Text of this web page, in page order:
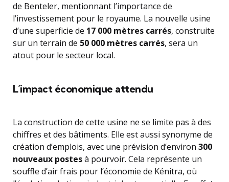
de Benteler, mentionnant l’importance de
l’investissement pour le royaume. La nouvelle usine
d’une superficie de 17 000 mètres carrés, construite
sur un terrain de 50 000 mètres carrés, sera un
atout pour le secteur local.
L’impact économique attendu
La construction de cette usine ne se limite pas à des
chiffres et des bâtiments. Elle est aussi synonyme de
création d’emplois, avec une prévision d’environ 300
nouveaux postesà pourvoir. Cela représente un
souffle d’air frais pour l’économie de Kénitra, où